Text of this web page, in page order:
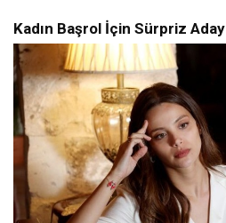
Kadın Başrol İçin Sürpriz Aday